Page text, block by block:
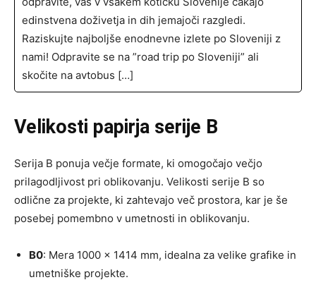
edinstvena doživetja in dih jemajoči razgledi.
Raziskujte najboljše enodnevne izlete po Sloveniji z
nami! Odpravite se na ”road trip po Sloveniji” ali
skočite na avtobus […]
Velikosti papirja serije B
Serija B ponuja večje formate, ki omogočajo večjo
prilagodljivost pri oblikovanju. Velikosti serije B so
odlične za projekte, ki zahtevajo več prostora, kar je še
posebej pomembno v umetnosti in oblikovanju.
B0: Mera 1000 x 1414 mm, idealna za velike grafike in
umetniške projekte.